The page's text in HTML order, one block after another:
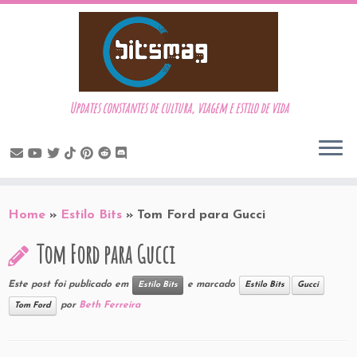
to
Updates constantes de cultura, viagem e estilo de vida
Home » Estilo Bits » Tom Ford para Gucci
Tom Ford para Gucci
Este post foi publicado em Estilo Bits e marcado Estilo Bits Gucci
Tom Ford por Beth Ferreira